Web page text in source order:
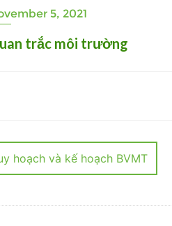
5, 2021
trắc môi trường
hoạch và kế hoạch BVMT